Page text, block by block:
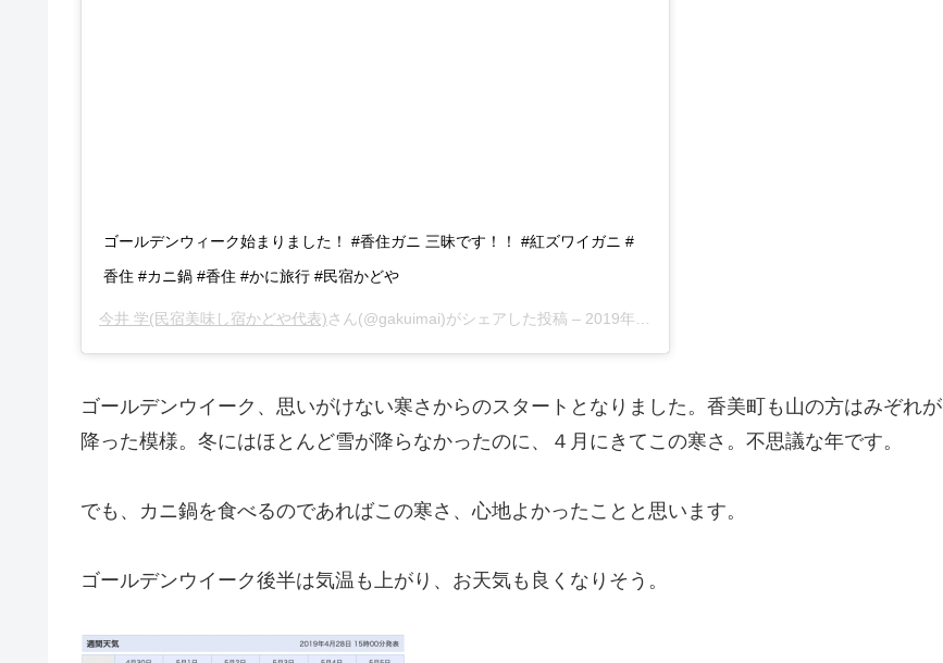
ゴールデンウィーク始まりました！ #香住ガニ 三昧です！！ #紅ズワイガニ #
香住 #カニ鍋 #香住 #かに旅行 #民宿かどや
今井 学(民宿美味し宿かどや代表)さん(@gakuimai)がシェアした投稿 – 2019年 4月月27日午前1時57分PDT
ゴールデンウイーク、思いがけない寒さからのスタートとなりました。香美町も山の方はみぞれが
降った模様。冬にはほとんど雪が降らなかったのに、４月にきてこの寒さ。不思議な年です。
でも、カニ鍋を食べるのであればこの寒さ、心地よかったことと思います。
ゴールデンウイーク後半は気温も上がり、お天気も良くなりそう。